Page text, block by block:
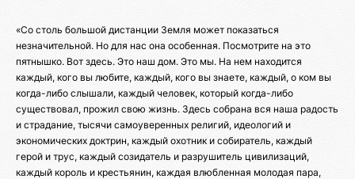
«Со столь большой дистанции Земля может показаться
незначительной. Но для нас она особенная. Посмотрите на это
пятнышко. Вот здесь. Это наш дом. Это мы. На нем находится
каждый, кого вы любите, каждый, кого вы знаете, каждый, о ком вы
когда-либо слышали, каждый человек, который когда-либо
существовал, прожил свою жизнь. Здесь собрана вся наша радость
и страдание, тысячи самоуверенных религий, идеологий и
экономических доктрин, каждый охотник и собиратель, каждый
герой и трус, каждый созидатель и разрушитель цивилизаций,
каждый король и крестьянин, каждая влюбленная молодая пара,